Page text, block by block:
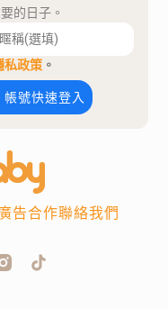
的日子。
私政策 。
號快速登入
告合作聯絡我們